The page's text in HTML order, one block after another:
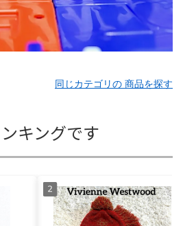
同じカテゴリの 商品を探す
キングです